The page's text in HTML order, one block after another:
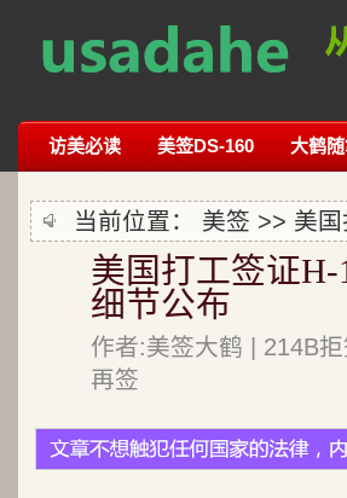
访美必读 美签DS-160 大鹤
当前位置： 美签 >> 美
美国打工签证
细节公布
作者:美签大鹤 | 214B
再签